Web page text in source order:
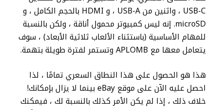
USB-C ، واثنين من USB-A ، و HDMI بالحجم الكامل ، و
microSD. إنه ليس كمبيوتر محمول أناقة ، ولكن بالنسبة
للمهام الأساسية (باستثناء الألعاب ثلاثية الأبعاد) ، سوف
يتعامل معها مع APLOMB وتستمر لفترة طويلة بتهمة.
هذا هو الحصول على هذا النطاق السعري تمامًا ، لذا
احصل عليه الآن على موقع eBay بينما لا يزال بإمكانك!
خلاف ذلك ، إذا لم يكن الأمر كذلك بالنسبة لك ، فيمكنك